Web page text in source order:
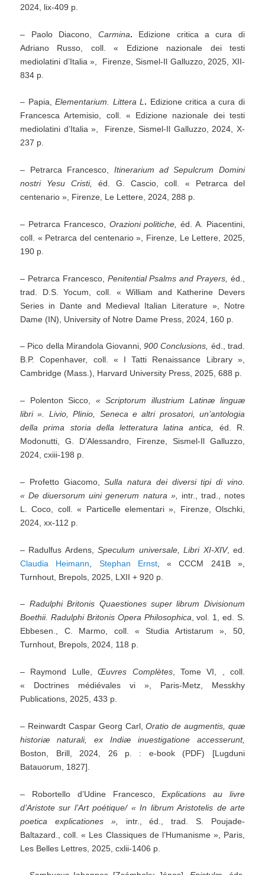
2024, lix-409 p.
– Paolo Diacono, Carmina. Edizione critica a cura di
Adriano Russo, coll. « Edizione nazionale dei testi
mediolatini d’Italia », Firenze, Sismel-Il Galluzzo, 2025, XII-
834 p.
– Papia,Elementarium. Littera L. Edizione critica a cura di
Francesca Artemisio, coll. « Edizione nazionale dei testi
mediolatini d’Italia », Firenze, Sismel-Il Galluzzo, 2024, X-
237 p.
– Petrarca Francesco, Itinerarium ad Sepulcrum Domini
nostri Yesu Cristi,
éd. G. Cascio, coll. « Petrarca del
centenario », Firenze, Le Lettere, 2024, 288 p.
– Petrarca Francesco, Orazioni politiche,
éd. A. Piacentini,
coll. « Petrarca del centenario », Firenze, Le Lettere, 2025,
190 p.
– Petrarca Francesco, Penitential Psalms and Prayers, éd.,
trad. D.S. Yocum, coll. « William and Katherine Devers
Series in Dante and Medieval Italian Literature », Notre
Dame (IN), University of Notre Dame Press, 2024, 160 p.
– Pico della Mirandola Giovanni,900 Conclusions, éd., trad.
B.P. Copenhaver, coll. « I Tatti Renaissance Library »,
Cambridge (Mass.), Harvard University Press, 2025, 688 p.
– Polenton Sicco, « Scriptorum illustrium Latinæ linguæ
libri ». Livio, Plinio, Seneca e altri prosatori, un’antologia
della prima storia della letteratura latina antica,
éd. R.
Modonutti, G. D’Alessandro, Firenze, Sismel-Il Galluzzo,
2024, cxiii-198 p.
– Profetto Giacomo,Sulla natura dei diversi tipi di vino.
« De diuersorum uini generum natura »,
intr., trad., notes
L. Coco, coll. « Particelle elementari », Firenze, Olschki,
2024, xx-112 p.
– Radulfus Ardens,Speculum universale, Libri XI-XIV, ed.
Claudia Heimann
Stephan Ernst, « CCCM 241B »,
Turnhout, Brepols, 2025, LXII + 920 p.
– Radulphi Britonis Quaestiones super librum Divisionum
Boethii. Radulphi Britonis Opera Philosophica, vol. 1, ed. S.
Ebbesen., C. Marmo, coll. « Studia Artistarum », 50,
Turnhout, Brepols, 2024, 118 p.
– Raymond Lulle,Œuvres Complètes, Tome VI, , coll.
« Doctrines médiévales vi », Paris-Metz, Messkhy
Publications, 2025, 433 p.
– Reinwardt Caspar Georg Carl,Oratio de augmentis, quæ
historiæ naturali, ex Indiæ inuestigatione accesserunt,
Boston, Brill, 2024, 26 p. : e-book (PDF) [Lugduni
Batauorum, 1827].
– Robortello d’Udine Francesco,Explications au livre
d’Aristote sur l’Art poétique/ « In librum Aristotelis de arte
poetica explicationes », intr., éd., trad. S. Poujade-
Baltazard., coll. « Les Classiques de l’Humanisme », Paris,
Les Belles Lettres, 2025, cxlii-1406 p.